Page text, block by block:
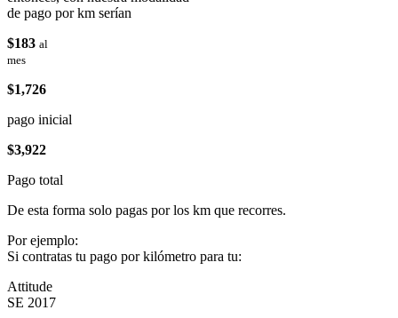
de pago por km serían
$183 al
mes
$1,726
pago inicial
$3,922
Pago total
De esta forma solo pagas por los km que recorres.
Por ejemplo:
Si contratas tu pago por kilómetro para tu:
Attitude
SE 2017